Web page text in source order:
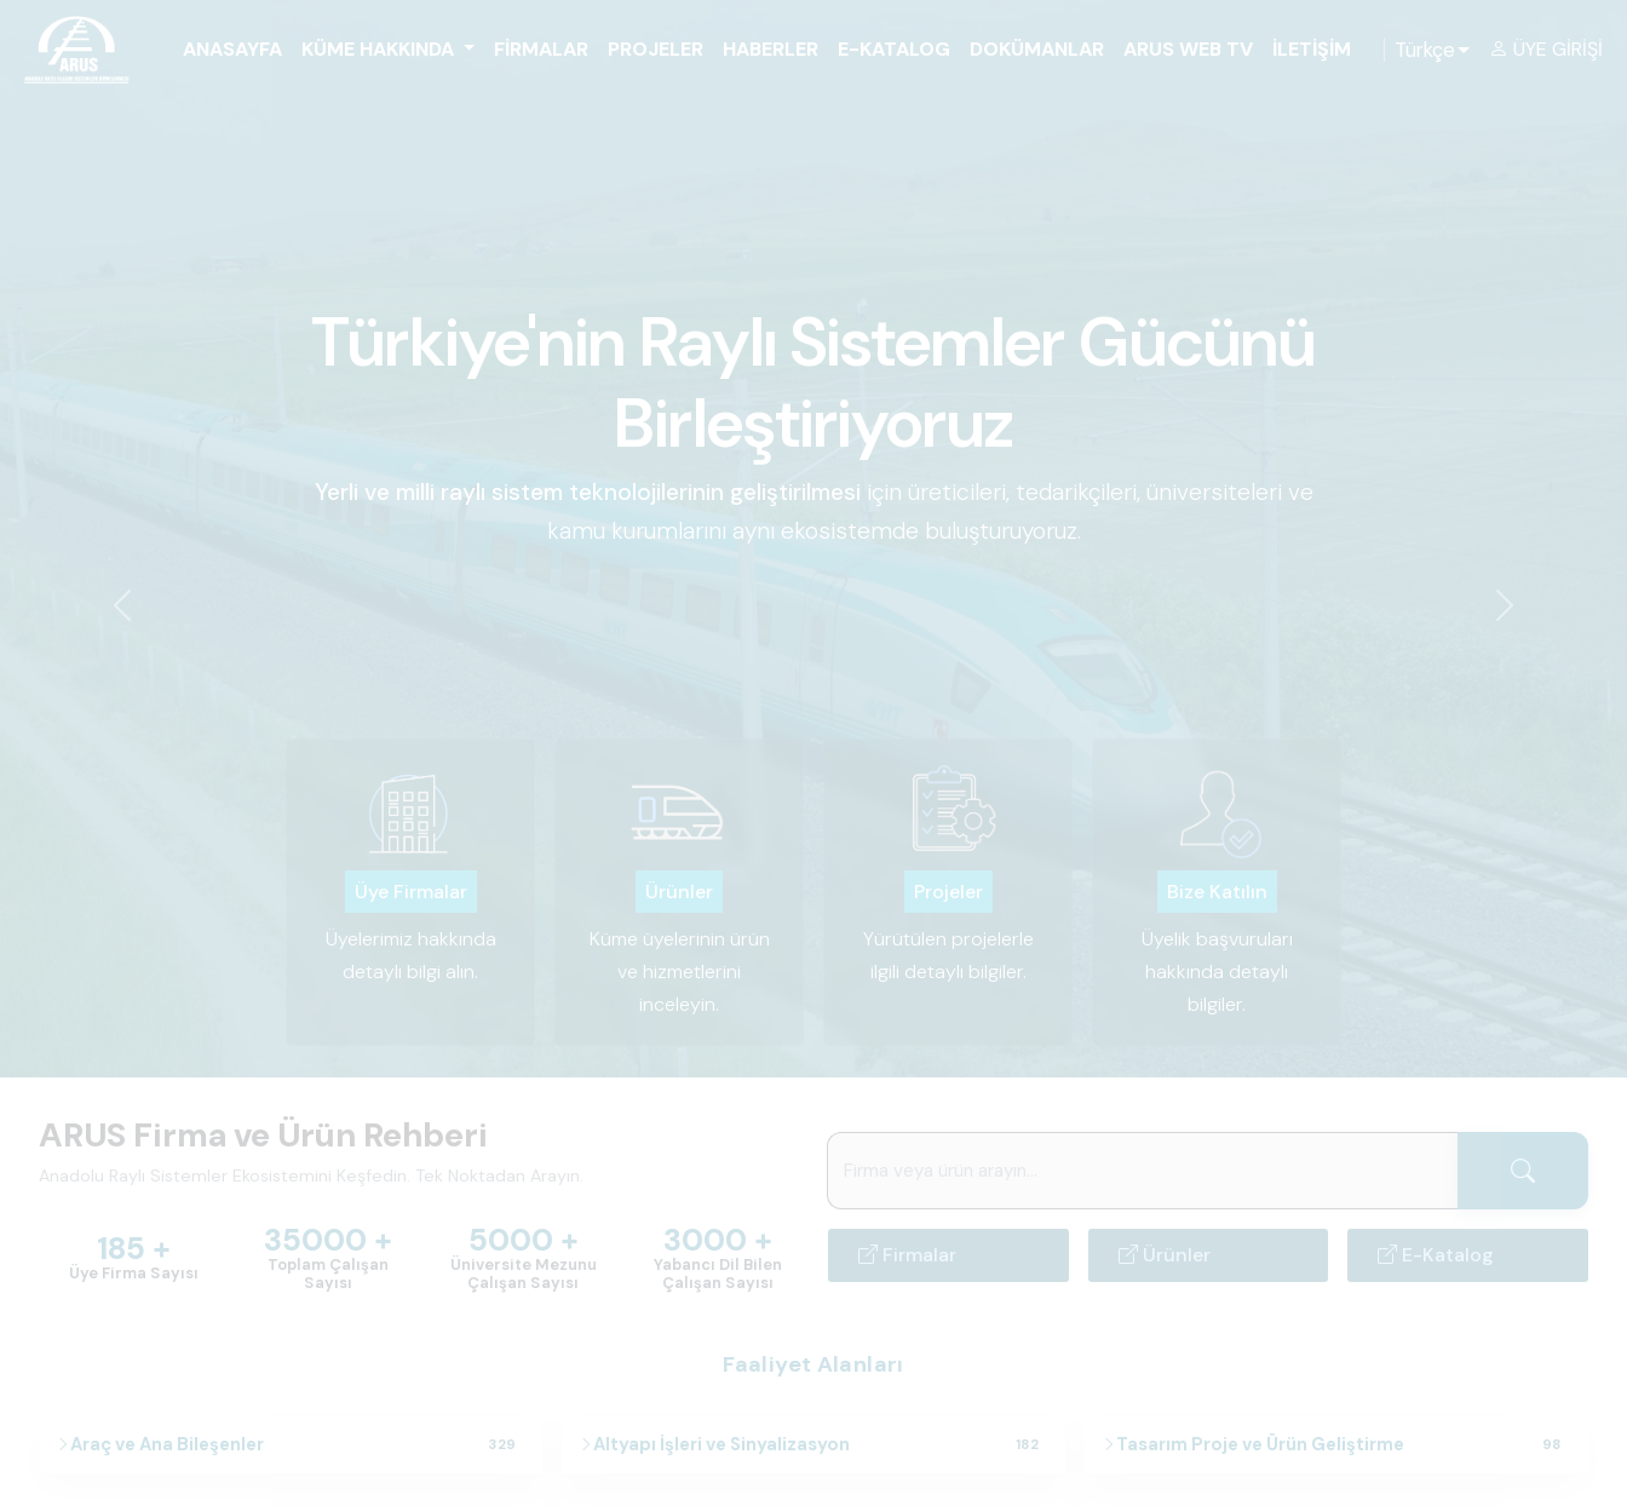
ANASAYFA KÜME HAKKINDA FIRMALAR PROJELER HABERLER E-KATALOG DOKÜMANLAR ARUS WEB TV İLETIŞIM Türkçe ÜYE GIRIŞI
Türkiye'nin Raylı Sistemler Gücünü
Birleştiriyoruz
Yerli ve milli raylı sistem teknolojilerinin geliştirilmesi için üreticileri, tedarikçileri, üniversiteleri ve
kamu kurumlarını aynı ekosistemde buluşturuyoruz.
Üye Firmalar
Üyelerimiz hakkında
detaylı bilgi alın.
Ürünler
Küme üyelerinin ürün
ve hizmetlerini
inceleyin.
Projeler
Yürütülen projelerle
ilgili detaylı bilgiler.
Bize Katılın
Üyelik başvuruları
hakkında detaylı
bilgiler.
ARUS Firma ve Ürün Rehberi
Anadolu Raylı Sistemler Ekosistemini Keşfedin. Tek Noktadan Arayın.
185 +
Üye Firma Sayısı
35000 +
Toplam Çalışan
Sayısı
5000 +
Üniversite Mezunu
Çalışan Sayısı
3000 +
Yabancı Dil Bilen
Çalışan Sayısı
Firmalar Ürünler E-Katalog
Faaliyet Alanları
Araç ve Ana Bileşenler 329 Altyapı İşleri ve Sinyalizasyon 182 Tasarım Proje ve Ürün Geliştirme 98